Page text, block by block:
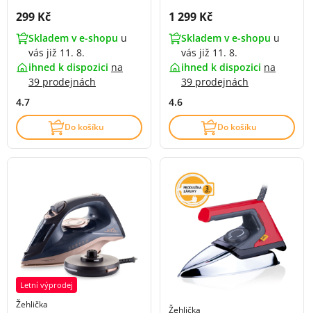
Cena s DPH:
299 Kč
Skladem v e-shopu u
vás již 11. 8.
ihned k dispozici na
39 prodejnách
4.7
Do košíku
Cena s DPH:
1 299 Kč
Skladem v e-shopu u
vás již 11. 8.
ihned k dispozici na
39 prodejnách
4.6
Do košíku
Letní výprodej
Žehlička
Žehlička